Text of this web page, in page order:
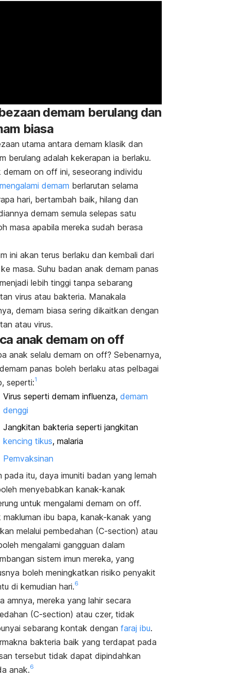
demam berulang dan
biasa
utama antara demam klasik dan
berulang adalah kekerapan ia berlaku.
demam on off ini, seseorang individu
demam berlarutan selama
hari, bertambah baik, hilang dan
demam semula selepas satu
masa apabila mereka sudah berasa
ini akan terus berlaku dan kembali dari
masa. Suhu badan anak demam panas
lebih tinggi tanpa sebarang
virus atau bakteria. Manakala
demam biasa sering dikaitkan dengan
atau virus.
anak demam on off
anak selalu demam on off? Sebenarnya,
panas boleh berlaku atas pelbagai
seperti:1
Virus seperti demam influenza, demam
denggi
Jangkitan bakteria seperti jangkitan
kencing tikus, malaria
Pemvaksinan
pada itu, daya imuniti badan yang lemah
menyebabkan kanak-kanak
untuk mengalami demam on off.
makluman ibu bapa, kanak-kanak yang
melalui pembedahan (C-section) atau
mengalami gangguan dalam
sistem imun mereka, yang
boleh meningkatkan risiko penyakit
di kemudian hari.6
amnya, mereka yang lahir secara
(C-section) atau czer, tidak
sebarang kontak dengan faraj ibu.
bakteria baik yang terdapat pada
tersebut tidak dapat dipindahkan
anak.6